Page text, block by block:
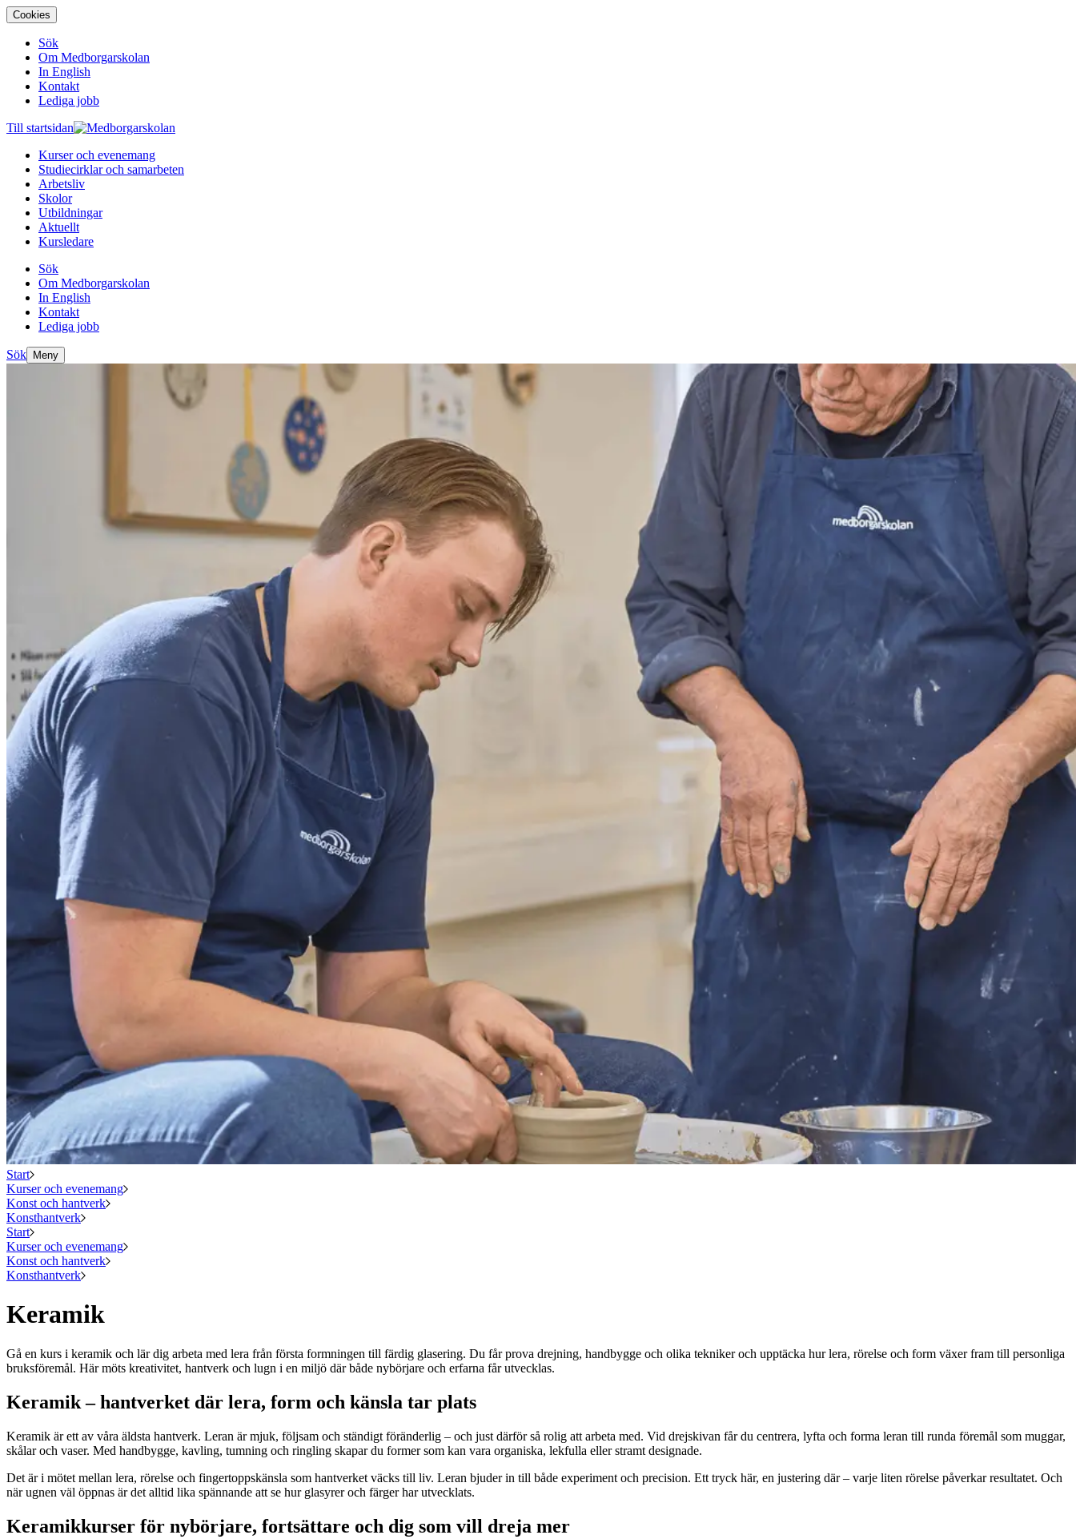
Cookies
Sök
Om Medborgarskolan
In English
Kontakt
Lediga jobb
Till startsidan
Kurser och evenemang
Studiecirklar och samarbeten
Arbetsliv
Skolor
Utbildningar
Aktuellt
Kursledare
Sök
Om Medborgarskolan
In English
Kontakt
Lediga jobb
Sök Meny
Start
Kurser och evenemang
Konst och hantverk
Konsthantverk
Start
Kurser och evenemang
Konst och hantverk
Konsthantverk
Keramik
Gå en kurs i keramik och lär dig arbeta med lera från första formningen till färdig glasering. Du får prova drejning, handbygge och olika tekniker och upptäcka hur lera, rörelse och form växer fram till personliga
bruksföremål. Här möts kreativitet, hantverk och lugn i en miljö där både nybörjare och erfarna får utvecklas.
Keramik – hantverket där lera, form och känsla tar plats
Keramik är ett av våra äldsta hantverk. Leran är mjuk, följsam och ständigt föränderlig – och just därför så rolig att arbeta med. Vid drejskivan får du centrera, lyfta och forma leran till runda föremål som muggar,
skålar och vaser. Med handbygge, kavling, tumning och ringling skapar du former som kan vara organiska, lekfulla eller stramt designade.
Det är i mötet mellan lera, rörelse och fingertoppskänsla som hantverket väcks till liv. Leran bjuder in till både experiment och precision. Ett tryck här, en justering där – varje liten rörelse påverkar resultatet. Och
när ugnen väl öppnas är det alltid lika spännande att se hur glasyrer och färger har utvecklats.
Keramikkurser för nybörjare, fortsättare och dig som vill dreja mer